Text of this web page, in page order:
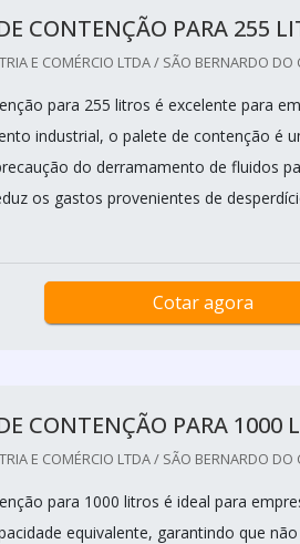
CONTENÇÃO PARA 255
E COMÉRCIO LTDA / SÃO BERNARDO DO
para 255 litros é excelente para
industrial, o palete de contenção é
do derramamento de fluidos
os gastos provenientes de
Cotar agora
CONTENÇÃO PARA 1000
E COMÉRCIO LTDA / SÃO BERNARDO DO
para 1000 litros é ideal para
equivalente, garantindo que